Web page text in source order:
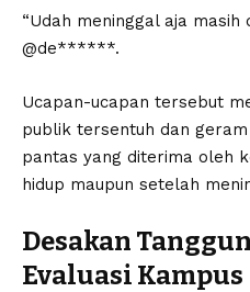
“Udah meninggal aja masih
@de******.
Ucapan-ucapan tersebut
publik tersentuh dan
pantas yang diterima oleh
hidup maupun setelah
Desakan
Evaluasi Kampus